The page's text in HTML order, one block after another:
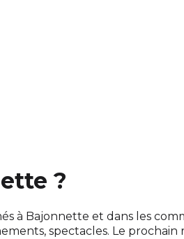
?
à Bajonnette et dans les
spectacles. Le prochain